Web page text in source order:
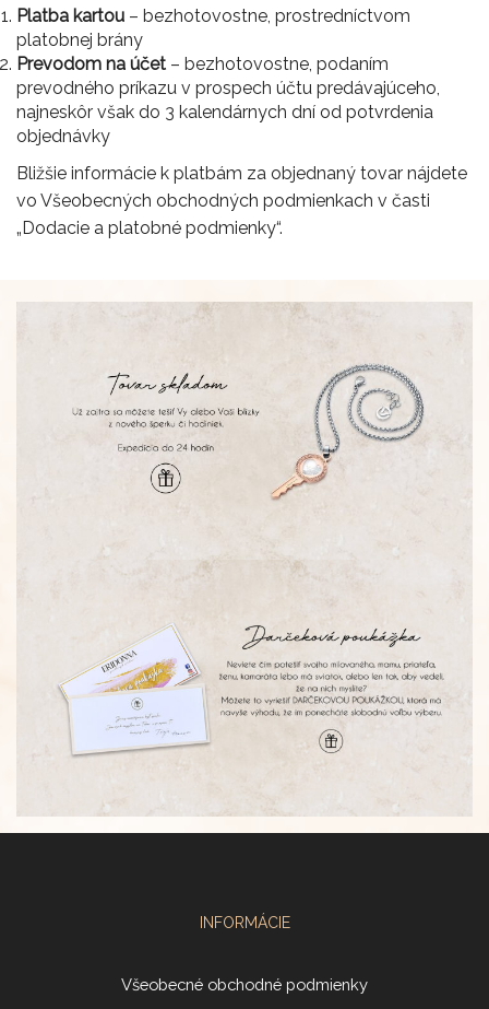
Platba kartou – bezhotovostne, prostredníctvom
platobnej brány
Prevodom na účet – bezhotovostne, podaním
prevodného príkazu v prospech účtu predávajúceho,
najneskôr však do 3 kalendárnych dní od potvrdenia
objednávky
Bližšie informácie k platbám za objednaný tovar nájdete
vo Všeobecných obchodných podmienkach v časti
„Dodacie a platobné podmienky“.
INFORMÁCIE
Všeobecné obchodné podmienky